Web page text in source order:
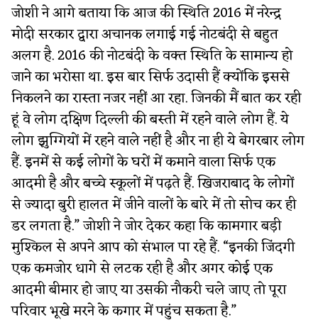
जोशी ने आगे बताया कि आज की स्थिति 2016 में नरेन्द्र
मोदी सरकार द्वारा अचानक लगाई गई नोटबंदी से बहुत
अलग है. 2016 की नोटबंदी के वक्त स्थिति के सामान्य हो
जाने का भरोसा था. इस बार सिर्फ उदासी हैं क्योंकि इससे
निकलने का रास्ता नजर नहीं आ रहा. जिनकी मैं बात कर रही
हूं वे लोग दक्षिण दिल्ली की बस्ती में रहने वाले लोग हैं. ये
लोग झुग्गियों में रहने वाले नहीं है और ना ही ये बेगरबार लोग
हैं. इनमें से कई लोगों के घरों में कमाने वाला सिर्फ एक
आदमी है और बच्चे स्कूलों में पढ़ते हैं. खिजराबाद के लोगों
से ज्यादा बुरी हालत में जीने वालों के बारे में तो सोच कर ही
डर लगता है.” जोशी ने जोर देकर कहा कि कामगार बड़ी
मुश्किल से अपने आप को संभाल पा रहे हैं. “इनकी जिंदगी
एक कमजोर धागे से लटक रही है और अगर कोई एक
आदमी बीमार हो जाए या उसकी नौकरी चले जाए तो पूरा
परिवार भूखे मरने के कगार में पहुंच सकता है.”